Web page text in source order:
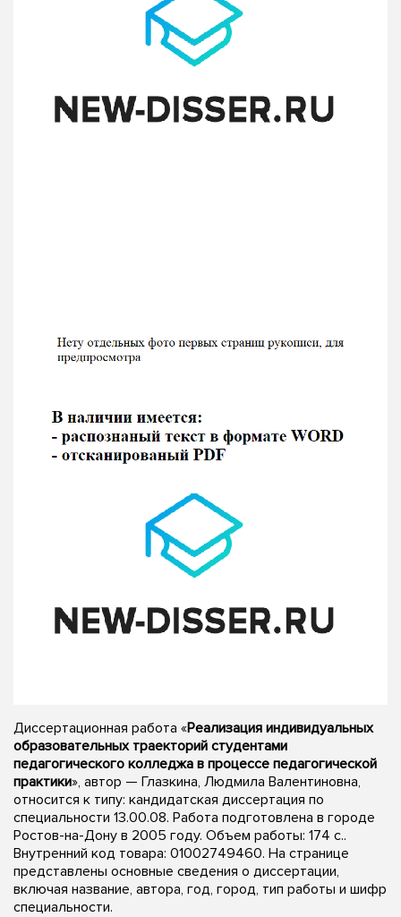
Диссертационная работа «Реализация индивидуальных
образовательных траекторий студентами
педагогического колледжа в процессе педагогической
практики», автор — Глазкина, Людмила Валентиновна,
относится к типу: кандидатская диссертация по
специальности 13.00.08. Работа подготовлена в городе
Ростов-на-Дону в 2005 году. Объем работы: 174 с..
Внутренний код товара: 01002749460. На странице
представлены основные сведения о диссертации,
включая название, автора, год, город, тип работы и шифр
специальности.